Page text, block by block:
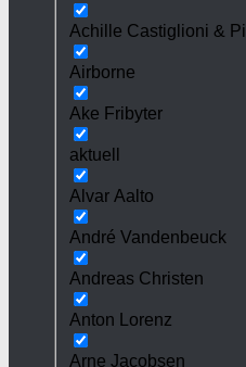
Achille Castiglioni &
Airborne
Ake Fribyter
aktuell
Alvar Aalto
André Vandenbeuck
Andreas Christen
Anton Lorenz
Arne Jacobsen